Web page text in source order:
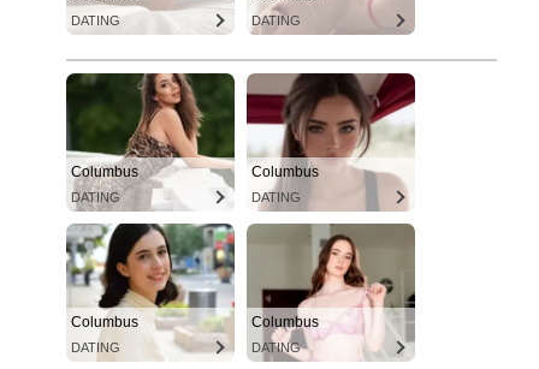
DATING DATING
Columbus
DATING
Columbus
DATING
Columbus
DATING
Columbus
DATING